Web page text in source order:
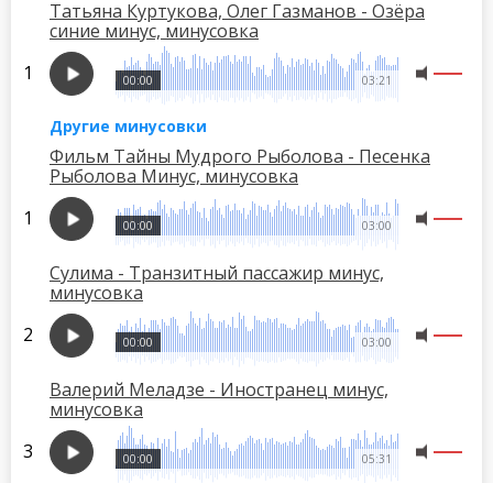
Татьяна Куртукова, Олег Газманов - Озёра
синие минус, минусовка
03:21
00:00
Другие минусовки
Фильм Тайны Мудрого Рыболова - Песенка
Рыболова Минус, минусовка
03:00
00:00
Сулима - Транзитный пассажир минус,
минусовка
03:00
00:00
Валерий Меладзе - Иностранец минус,
минусовка
05:31
00:00